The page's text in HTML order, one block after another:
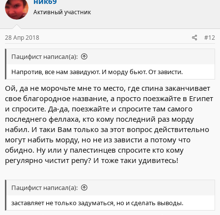
Активный участник
28 Апр 2018 #12
Пацифист написал(а):
Напротив, все нам завидуют. И морду бьют. От зависти.
Ой, да не морочьте мне то место, где спина заканчивает
свое благородное название, а просто поезжайте в Египет
и спросите. Да-да, поезжайте и спросите там самого
последнего феллаха, кто кому последний раз морду
набил. И таки Вам только за этот вопрос действительно
могут набить морду, но не из зависти а потому что
обидно. Ну или у палестинцев спросите кто кому
регулярно чистит репу? И тоже таки удивитесь!
Пацифист написал(а):
заставляет не только задуматься, но и сделать выводы.